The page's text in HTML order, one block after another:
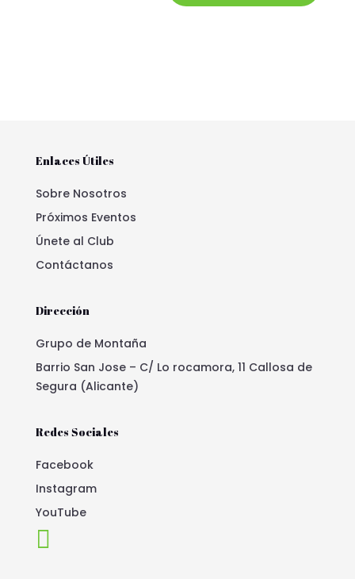
Enlaces Útiles
Sobre Nosotros
Próximos Eventos
Únete al Club
Contáctanos
Dirección
Grupo de Montaña
Barrio San Jose – C/ Lo rocamora, 11 Callosa de
Segura (Alicante)
Redes Sociales
Facebook
Instagram
YouTube
